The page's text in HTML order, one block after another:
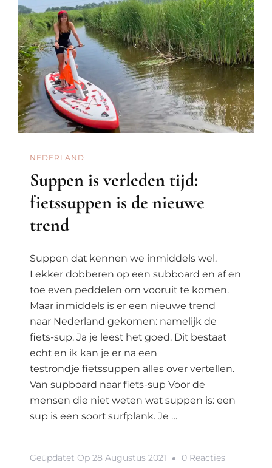
NEDERLAND
Suppen is verleden tijd:
fietssuppen is de nieuwe
trend
Suppen dat kennen we inmiddels wel.
Lekker dobberen op een subboard en af en
toe even peddelen om vooruit te komen.
Maar inmiddels is er een nieuwe trend
naar Nederland gekomen: namelijk de
fiets-sup. Ja je leest het goed. Dit bestaat
echt en ik kan je er na een
testrondje fietssuppen alles over vertellen.
Van supboard naar fiets-sup Voor de
mensen die niet weten wat suppen is: een
sup is een soort surfplank. Je …
Geüpdatet Op 28 Augustus 2021 0 ReactiesOp